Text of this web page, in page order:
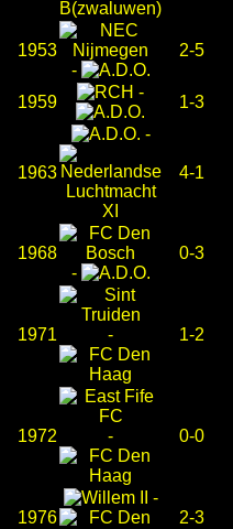
1953
-
2-5
1959
-
1-3
1963
-
4-1
1968
-
0-3
1971 - 1-2
1972 - 0-0
1976
-
2-3